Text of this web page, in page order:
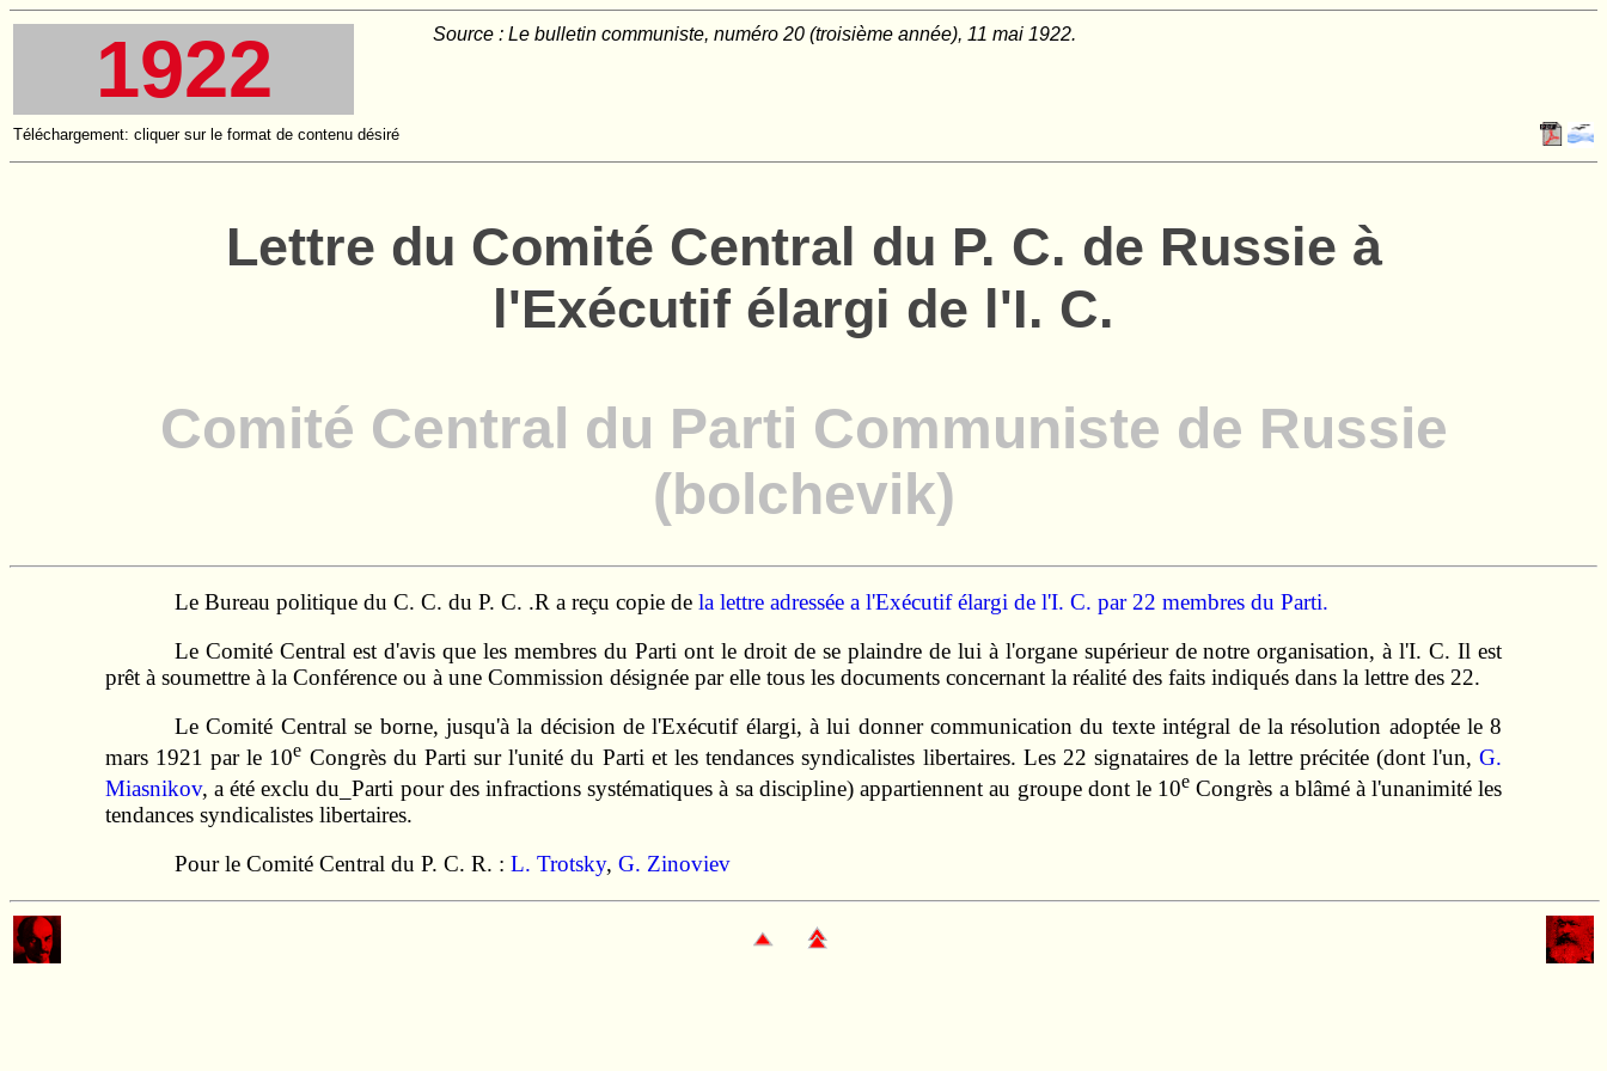
1922 Source : Le bulletin communiste, numéro 20 (troisième année), 11 mai 1922.
Téléchargement: cliquer sur le format de contenu désiré
Lettre du Comité Central du P. C. de Russie à
l'Exécutif élargi de l'I. C.
Comité Central du Parti Communiste de Russie
(bolchevik)
Le Bureau politique du C. C. du P. C. .R a reçu copie dela lettre adressée a l'Exécutif élargi de l'I. C. par 22 membres du Parti.
Le Comité Central est d'avis que les membres du Parti ont le droit de se plaindre de lui à l'organe supérieur de notre organisation, à l'I. C. Il est
prêt à soumettre à la Conférence ou à une Commission désignée par elle tous les documents concernant la réalité des faits indiqués dans la lettre des 22.
Le Comité Central se borne, jusqu'à la décision de l'Exécutif élargi, à lui donner communication du texte intégral de la résolution adoptée le 8
mars 1921 par le 10e Congrès du Parti sur l'unité du Parti et les tendances syndicalistes libertaires. Les 22 signataires de la lettre précitée (dont l'un,G.
Miasnikov, a été exclu du_Parti pour des infractions systématiques à sa discipline) appartiennent au groupe dont le 10e Congrès a blâmé à l'unanimité les
tendances syndicalistes libertaires.
Pour le Comité Central du P. C. R. :L. Trotsky,G. Zinoviev